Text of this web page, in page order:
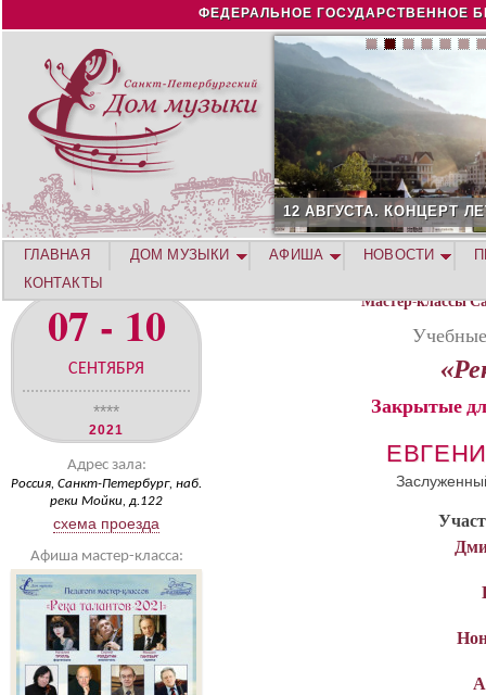
Jump to navigation
ФЕДЕРАЛЬНОЕ ГОСУДАРСТВЕННОЕ
12 АВГУСТА. КОНЦЕРТ
07 - 10
СЕНТЯБРЯ
****
2021
Адрес зала:
Россия, Санкт-Петербург, наб.
реки Мойки, д.122
схема проезда
Афиша мастер-класса:
Мастер-классы
Закрытые
ГЛАВНАЯ ДОМ МУЗЫКИ АФИША НОВОСТИ
КОНТАКТЫ